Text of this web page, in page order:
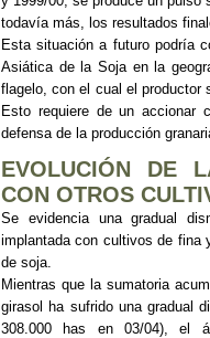
todavía más, los resultados
Esta situación a futuro podría
Asiática de la Soja en la
flagelo, con el cual el productor
Esto requiere de un accionar
defensa de la producción
EVOLUCIÓN DE
CON OTROS
Se evidencia una gradual
implantada con cultivos de fina
de soja.
Mientras que la sumatoria
girasol ha sufrido una gradual
308.000 has en 03/04), el